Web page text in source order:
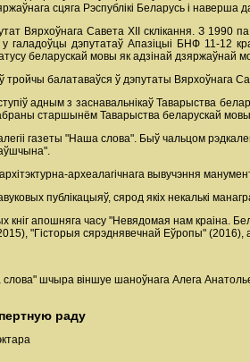
сцяга Рэспублікі Беларусь і наверша
Вярхоўнага Савета ХІІ склікання. З 1990
галадоўцы дэпутатаў Апазіцыі БНФ 11-12
беларускай мовы як адзінай дзяржаўнай
балатаваўся ў дэпутаты Вярхоўнага
адным з заснавальнікаў Таварыства
старшынём Таварыства беларускай
газеты "Наша слова". Быў чальцом
археалагічнага вывучэння
публікацыяў, сярод якіх некалькі
кніг апошняга часу "Невядомая нам краіна.
"Гісторыя сярэднявечнай Еўропы" (2016),
шчыра віншуе шаноўнага Алега
раду